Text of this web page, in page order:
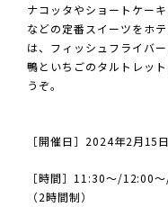
ナコッタやショートケー
などの定番スイーツをホ
は、フィッシュフライバ
鴨といちごのタルトレッ
うぞ。
［開催日］2024年2月
［時間］11:30～/12:00
（2時間制）